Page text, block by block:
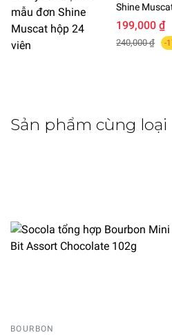
Shine
199,000 ₫
240,000 ₫ -
Sản phẩm cùng loại
BOURBON